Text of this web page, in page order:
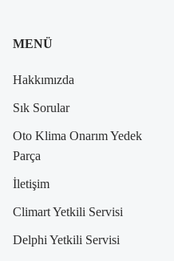
MENÜ
Hakkımızda
Sık Sorular
Oto Klima Onarım Yedek
Parça
İletişim
Climart Yetkili Servisi
Delphi Yetkili Servisi